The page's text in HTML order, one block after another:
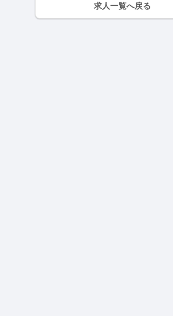
求人一覧へ戻る